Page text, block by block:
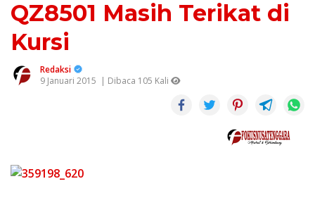
QZ8501 Masih Terikat di
Kursi
Redaksi
9 Januari 2015 | Dibaca 105 Kali